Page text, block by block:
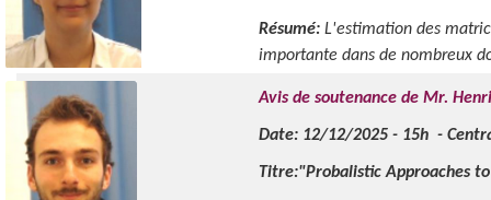
Résumé: L'estimation des
importante dans de nombreux
Avis de soutenance de Mr.
Date: 12/12/2025 - 15h -
Titre:"Probalistic Approaches